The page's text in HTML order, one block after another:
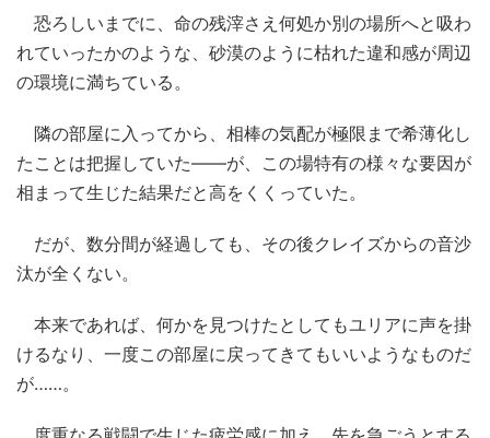
恐ろしいまでに、命の残滓さえ何処か別の場所へと吸わ
れていったかのような、砂漠のように枯れた違和感が周辺
の環境に満ちている。
隣の部屋に入ってから、相棒の気配が極限まで希薄化し
たことは把握していた――が、この場特有の様々な要因が
相まって生じた結果だと高をくくっていた。
だが、数分間が経過しても、その後クレイズからの音沙
汰が全くない。
本来であれば、何かを見つけたとしてもユリアに声を掛
けるなり、一度この部屋に戻ってきてもいいようなものだ
が……。